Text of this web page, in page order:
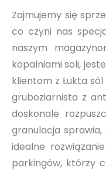
Zajmujemy się
co czyni nas
naszym
kopalniami soli,
klientom z Łukta
gruboziarnista z
doskonale
granulacja sprawia,
idealne
parkingów, którzy